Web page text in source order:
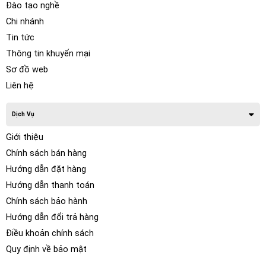
Đào tạo nghề
Chi nhánh
Tin tức
Thông tin khuyến mại
Sơ đồ web
Liên hệ
Dịch Vụ
Giới thiệu
Chính sách bán hàng
Hướng dẫn đặt hàng
Hướng dẫn thanh toán
Chính sách bảo hành
Hướng dẫn đổi trả hàng
Điều khoản chính sách
Quy định về bảo mật